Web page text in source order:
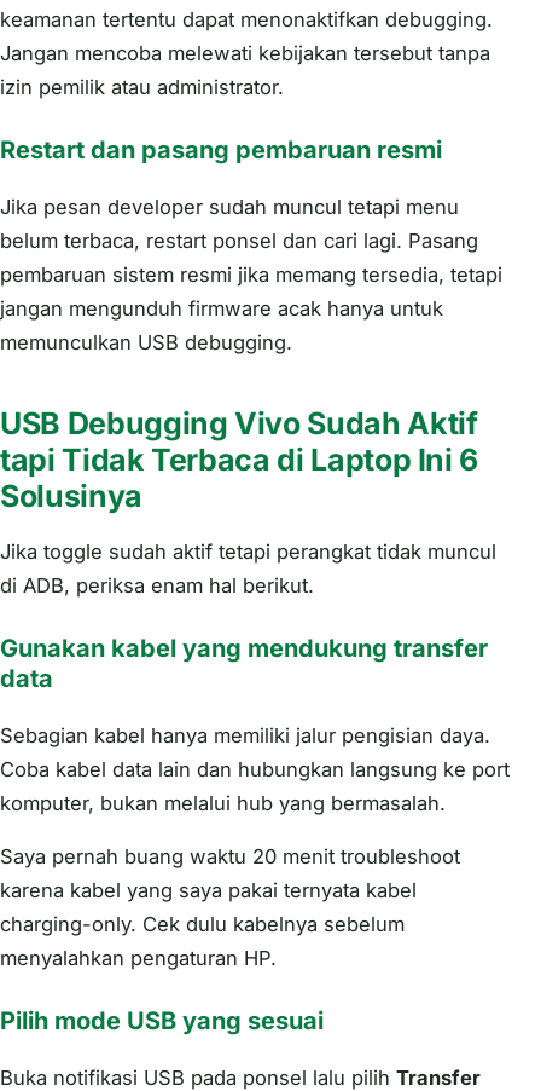
keamanan tertentu dapat menonaktifkan debugging.
Jangan mencoba melewati kebijakan tersebut tanpa
izin pemilik atau administrator.
Restart dan pasang pembaruan resmi
Jika pesan developer sudah muncul tetapi menu
belum terbaca, restart ponsel dan cari lagi. Pasang
pembaruan sistem resmi jika memang tersedia, tetapi
jangan mengunduh firmware acak hanya untuk
memunculkan USB debugging.
USB Debugging Vivo Sudah Aktif
tapi Tidak Terbaca di Laptop Ini 6
Solusinya
Jika toggle sudah aktif tetapi perangkat tidak muncul
di ADB, periksa enam hal berikut.
Gunakan kabel yang mendukung transfer
data
Sebagian kabel hanya memiliki jalur pengisian daya.
Coba kabel data lain dan hubungkan langsung ke port
komputer, bukan melalui hub yang bermasalah.
Saya pernah buang waktu 20 menit troubleshoot
karena kabel yang saya pakai ternyata kabel
charging-only. Cek dulu kabelnya sebelum
menyalahkan pengaturan HP.
Pilih mode USB yang sesuai
Buka notifikasi USB pada ponsel lalu pilih Transfer